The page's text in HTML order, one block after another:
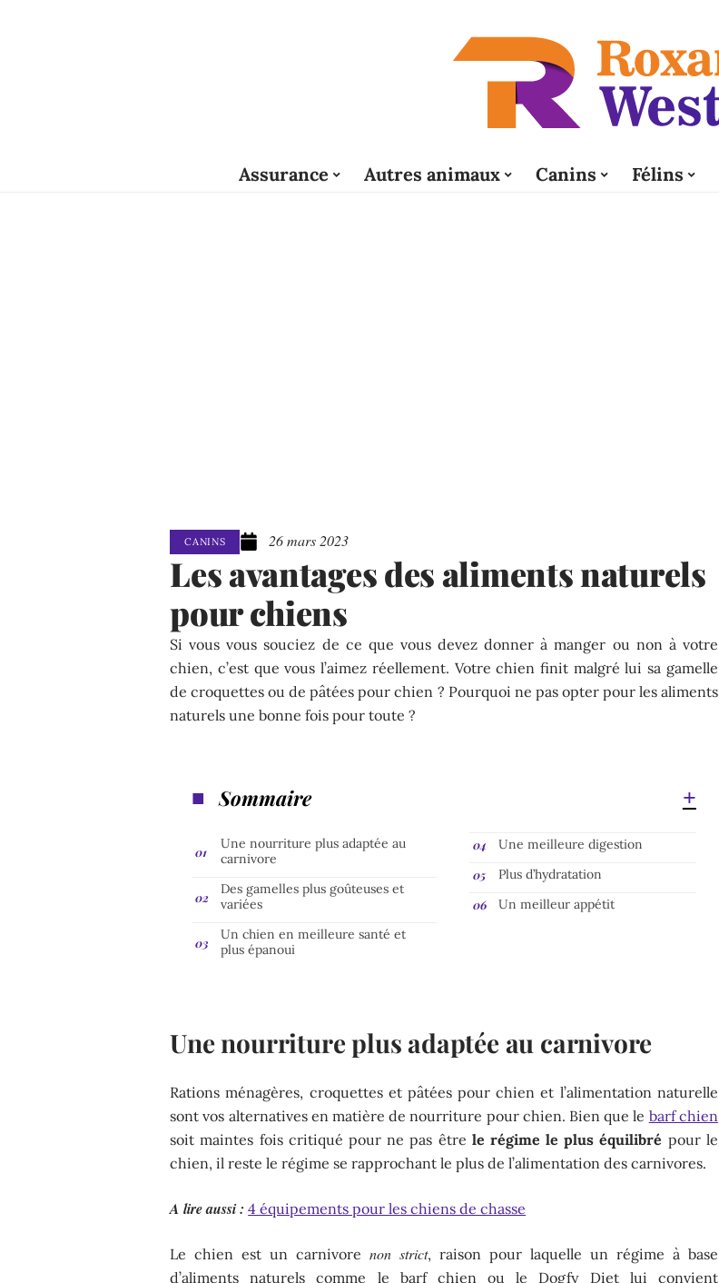
Assurance Autres animaux Canins Félins
CANINS 26 mars 2023
Les avantages des aliments naturels
pour chiens
Si vous vous souciez de ce que vous devez donner à manger ou non à votre
chien, c’est que vous l’aimez réellement. Votre chien finit malgré lui sa gamelle
de croquettes ou de pâtées pour chien ? Pourquoi ne pas opter pour les aliments
naturels une bonne fois pour toute ?
Sommaire
Une nourriture plus adaptée au
carnivore
Des gamelles plus goûteuses et
variées
Un chien en meilleure santé et
plus épanoui
Une meilleure digestion
Plus d’hydratation
Un meilleur appétit
Une nourriture plus adaptée au carnivore
Rations ménagères, croquettes et pâtées pour chien et l’alimentation naturelle
sont vos alternatives en matière de nourriture pour chien. Bien que le barf chien
soit maintes fois critiqué pour ne pas être le régime le plus équilibré pour le
chien, il reste le régime se rapprochant le plus de l’alimentation des carnivores.
A lire aussi : 4 équipements pour les chiens de chasse
Le chien est un carnivorenon strict, raison pour laquelle un régime à base
d’aliments naturels comme le barf chien ou le Dogfy Diet lui convient